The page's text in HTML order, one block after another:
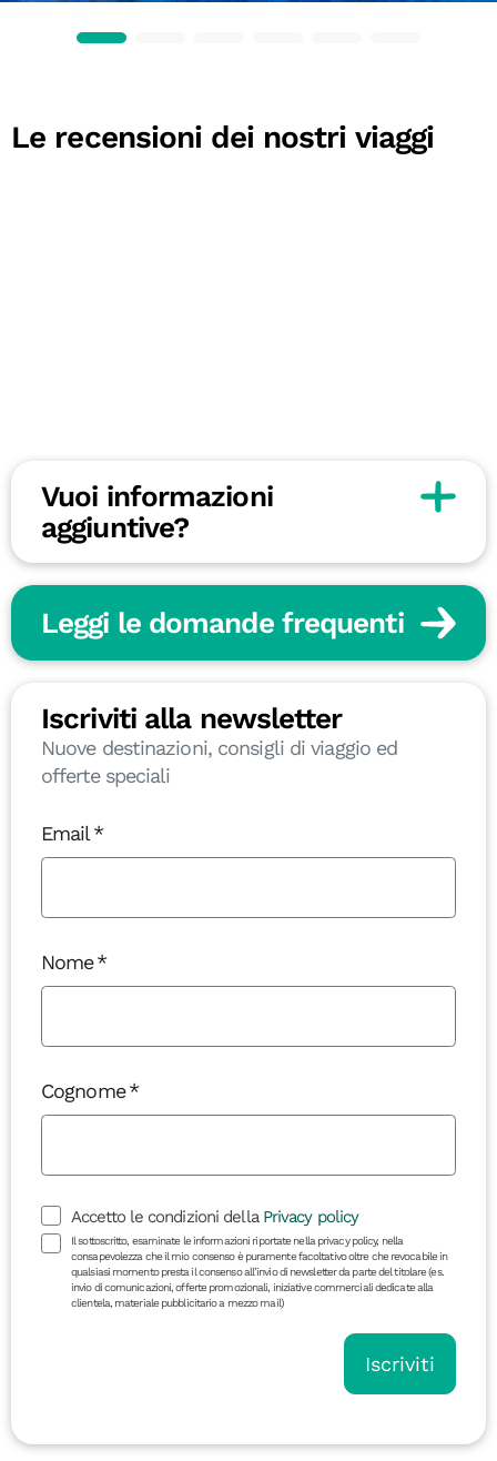
Le recensioni dei nostri viaggi
Vuoi informazioni
aggiuntive?
Leggi le domande frequenti
Iscriviti alla newsletter
Nuove destinazioni, consigli di viaggio ed
offerte speciali
Email
Nome
Cognome
Accetto le condizioni della Privacy policy
Il sottoscritto, esaminate le informazioni riportate nella privacy policy, nella
consapevolezza che il mio consenso è puramente facoltativo oltre che revocabile in
qualsiasi momento presta il consenso all’invio di newsletter da parte del titolare (es.
invio di comunicazioni, offerte promozionali, iniziative commerciali dedicate alla
clientela, materiale pubblicitario a mezzo mail)
Iscriviti